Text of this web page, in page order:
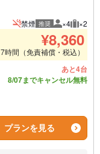
禁煙 推奨 推奨人数
×4 推奨
×2
¥8,360
7時間（免責補償・税込）
あと4台
8/07までキャンセル無料
プランを見る